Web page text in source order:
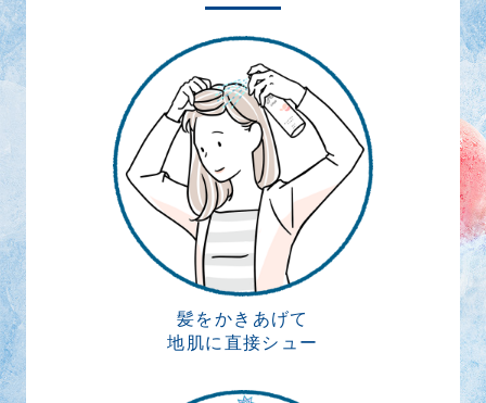
髪をかきあげて
地肌に直接シュー